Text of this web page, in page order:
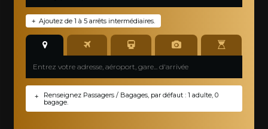
Ajoutez de 1 à 5 arrêts intermédiaires.
+
Renseignez Passagers / Bagages, par défaut : 1 adulte, 0
bagage.
+